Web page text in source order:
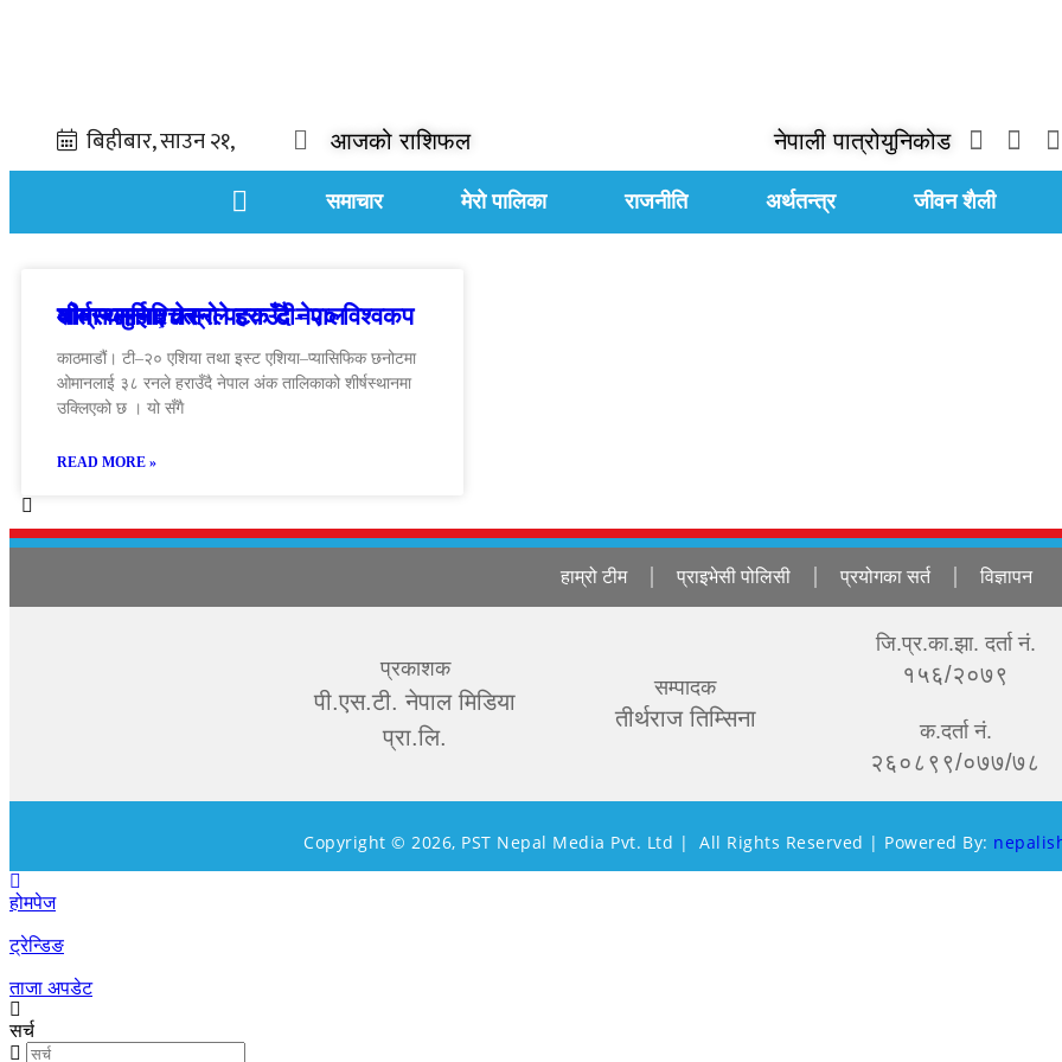
आजको राशिफल नेपाली पात्रोयुनिकोड
समाचार मेरो पालिका राजनीति अर्थतन्त्र जीवन शैली
ओमानलाई ३८ रनले हराउँदै नेपाल शीर्षस्थानमा, तेस्रो पटक टी–२० विश्वकप यात्रा सुनिश्चित
काठमाडौं। टी–२० एशिया तथा इस्ट एशिया–प्यासिफिक छनोटमा
ओमानलाई ३८ रनले हराउँदै नेपाल अंक तालिकाको शीर्षस्थानमा
उक्लिएको छ । यो सँगै
READ MORE »
हाम्रो टीम प्राइभेसी पोलिसी प्रयोगका सर्त विज्ञापन
प्रकाशक
पी.एस.टी. नेपाल मिडिया
प्रा.लि.
सम्पादक
तीर्थराज तिम्सिना
जि.प्र.का.झा. दर्ता नं.
१५६/२०७९
क.दर्ता नं.
२६०८९९/०७७/७८
Copyright © 2026, PST Nepal Media Pvt. Ltd | All Rights Reserved | Powered By:
होमपेज
ट्रेन्डिङ
ताजा अपडेट
सर्च